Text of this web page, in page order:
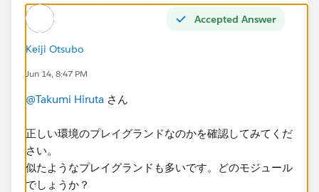
Accepted Answer
Keiji Otsubo
Jun 14, 8:47 PM
@Takumi Hiruta さん
正しい環境のプレイグランドなのかを確認してみてくだ
さい。
似たようなプレイグランドも多いです。どのモジュール
でしょうか？